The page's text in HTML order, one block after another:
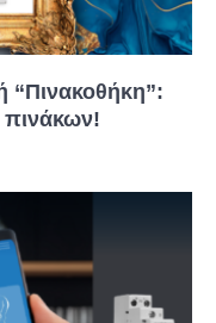
“Πινακοθήκη”:
πινάκων!